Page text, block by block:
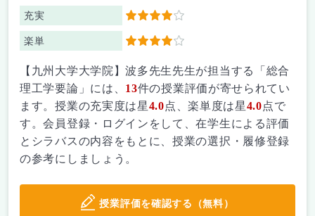
充実 4
楽単 4
【九州大学大学院】波多先生先生が担当する「総合
理工学要論」には、 13件の授業評価が寄せられてい
ます。授業の充実度は星4.0点、楽単度は星4.0点で
す。会員登録・ログインをして、在学生による評価
とシラバスの内容をもとに、授業の選択・履修登録
の参考にしましょう。
授業評価を確認する（無料）